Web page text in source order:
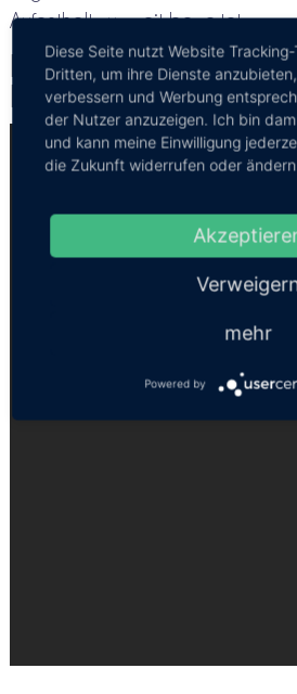
Aufenthalt zu zweit bewertet.
Peace Laguna Resort &
Krabi
Diese Seite nutzt Website
Dritten, um ihre Dienste
verbessern und Werbung
der Nutzer anzuzeigen. Ich bin
und kann meine Einwilligung
die Zukunft widerrufen oder
mehr
Powered by